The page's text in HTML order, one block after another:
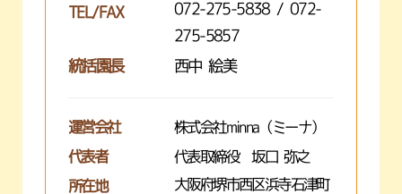
TEL/FAX
072-275-5838 / 072-
275-5857
統括園長
西中 絵美
運営会社 株式会社minna（ミーナ）
代表者 代表取締役 坂口 弥之
所在地
大阪府堺市西区浜寺石津町